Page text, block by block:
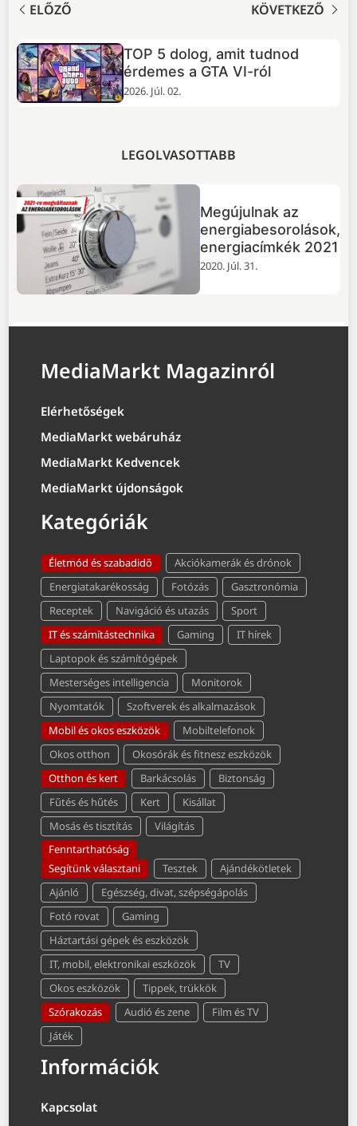
ELŐZŐ KÖVETKEZŐ
TOP 5 dolog, amit tudnod
érdemes a GTA VI-ról
2026. Júl. 02.
LEGOLVASOTTABB
Megújulnak az
energiabesorolások,
energiacímkék 2021
2020. Júl. 31.
MediaMarkt Magazinról
Elérhetőségek
MediaMarkt webáruház
MediaMarkt Kedvencek
MediaMarkt újdonságok
Kategóriák
Életmód és szabadidő
Akciókamerák és drónok
Energiatakarékosság
Fotózás
Gasztronómia
Receptek
Navigáció és utazás
Sport
IT és számítástechnika
Gaming
IT hírek
Laptopok és számítógépek
Mesterséges intelligencia
Monitorok
Nyomtatók
Szoftverek és alkalmazások
Mobil és okos eszközök
Mobiltelefonok
Okos otthon
Okosórák és fitnesz eszközök
Otthon és kert
Barkácsolás
Biztonság
Fűtés és hűtés
Kert
Kisállat
Mosás és tisztítás
Világítás
Fenntarthatóság
Segítünk választani
Tesztek
Ajándékötletek
Ajánló
Egészség, divat, szépségápolás
Fotó rovat
Gaming
Háztartási gépek és eszközök
IT, mobil, elektronikai eszközök
TV
Okos eszközök
Tippek, trükkök
Szórakozás
Audió és zene
Film és TV
Játék
Információk
Kapcsolat